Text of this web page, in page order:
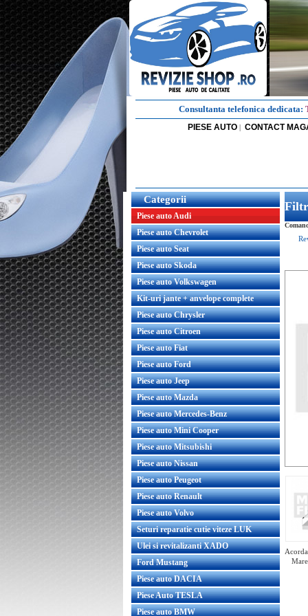
Consultanta telefonica dedicata:
PIESE AUTO | CONTACT
Categorii
Piese auto Audi
Piese auto Chevrolet
Piese auto Seat
Piese auto Skoda
Piese auto Volkswagen
Kit-uri jante + anvelope complete
Piese auto Chrysler
Piese auto Citroen
Piese auto Fiat
Piese auto Ford
Piese auto Jeep
Piese auto Mazda
Piese auto Mercedes-Benz
Piese auto Mini Cooper
Piese auto Mitsubishi
Piese auto Nissan
Piese auto Peugeot
Piese auto Renault
Piese auto Volvo
Seturi reparatie cutie viteze LUK
Ulei si revitalizanti XADO
Ford Mustang
Piese auto DACIA
Piese Auto TESLA
Piese auto BMW